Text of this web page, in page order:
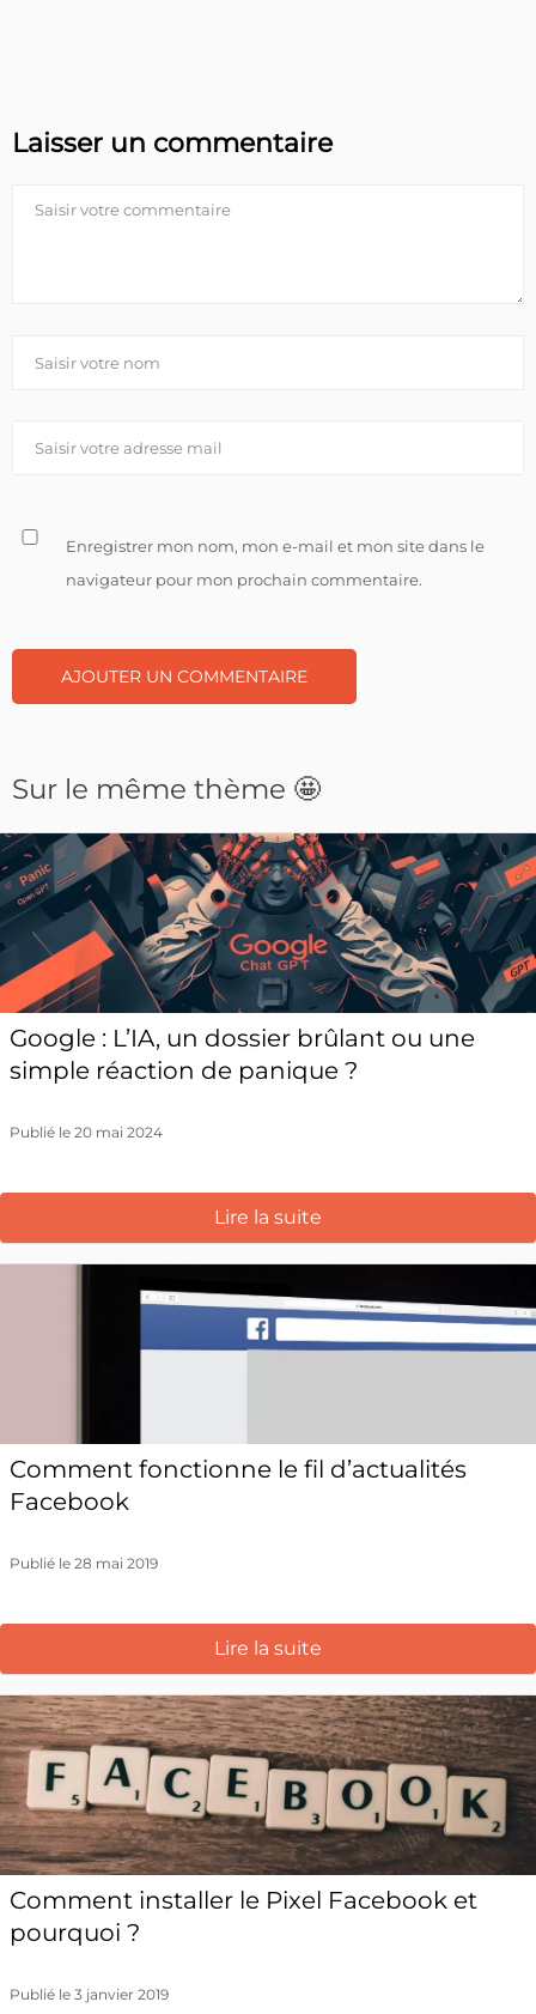
Laisser un commentaire
Enregistrer mon nom, mon e-mail et mon site dans le
navigateur pour mon prochain commentaire.
Sur le même thème 🤩
Google : L’IA, un dossier brûlant ou une
simple réaction de panique ?
Publié le 20 mai 2024
Lire la suite
Comment fonctionne le fil d’actualités
Facebook
Publié le 28 mai 2019
Lire la suite
Comment installer le Pixel Facebook et
pourquoi ?
Publié le 3 janvier 2019